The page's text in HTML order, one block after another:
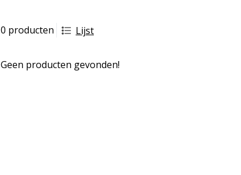
0 producten Lijst
Geen producten gevonden!